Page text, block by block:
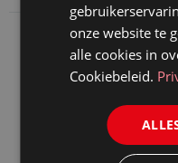
onze website te
alle cookies in
Cookiebeleid.